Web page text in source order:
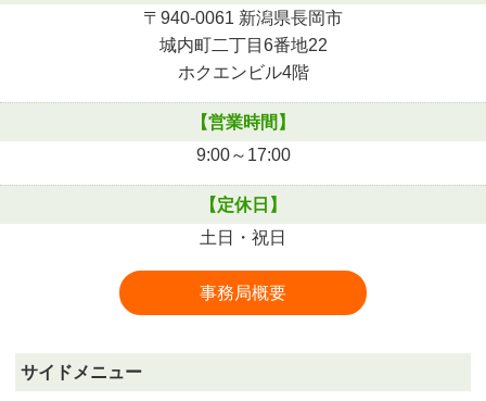
〒940-0061 新潟県長岡市
城内町二丁目6番地22
ホクエンビル4階
【営業時間】
9:00～17:00
【定休日】
土日・祝日
事務局概要
サイドメニュー